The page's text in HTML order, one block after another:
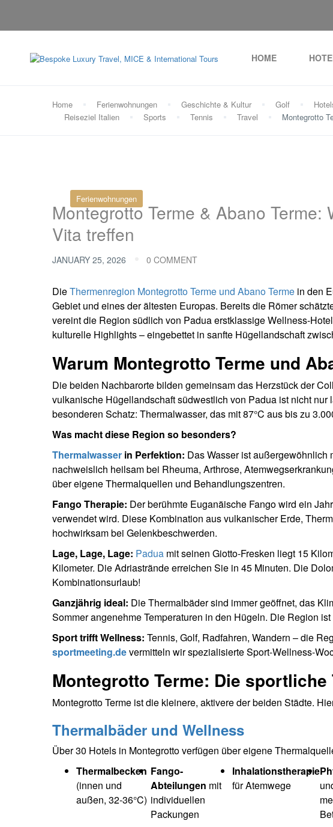
HOME
Home Ferienwohnungen Geschichte & Kultur Golf
Reiseziel Italien
Sports Tennis Travel Montegrotto
Ferienwohnungen
Montegrotto Terme & Abano
Vita treffen
JANUARY 25, 2026 0 COMMENT
DieThermenregion Montegrotto Terme und Abano Terme in den
Gebiet und eines der ältesten Europas. Bereits die Römer
vereint die Region südlich von Padua erstklassige Wellness-
kulturelle Highlights – eingebettet in sanfte Hügellandschaft
Warum Montegrotto Terme und
Die beiden Nachbarorte bilden gemeinsam das Herzstück der
vulkanische Hügellandschaft südwestlich von Padua ist nicht
besonderen Schatz: Thermalwasser, das mit 87°C aus bis zu
Was macht diese Region so besonders?
Thermalwasser in Perfektion: Das Wasser ist außergewöhnlich
nachweislich heilsam bei Rheuma, Arthrose,
über eigene Thermalquellen und Behandlungszentren.
Fango Therapie: Der berühmte Euganäische Fango wird ein
verwendet wird. Diese Kombination aus vulkanischer Erde,
hochwirksam bei Gelenkbeschwerden.
Lage, Lage, Lage: Padua mit seinen Giotto-Fresken liegt 15
Kilometer. Die Adriastrände erreichen Sie in 45 Minuten. Die
Kombinationsurlaub!
Ganzjährig ideal: Die Thermalbäder sind immer geöffnet, das
Sommer angenehme Temperaturen in den Hügeln. Die Region
Sport trifft Wellness: Tennis, Golf, Radfahren, Wandern – die
sportmeeting.devermitteln wir spezialisierte Sport-Wellness-
Montegrotto Terme: Die
Montegrotto Terme ist die kleinere, aktivere der beiden Städte.
Thermalbäder und Wellness
Über 30 Hotels in Montegrotto verfügen über eigene
Thermalbecken
(innen und
außen, 32-36°C)
Fango-
Abteilungen mit
individuellen
Packungen
Inhalationstherapie
für Atemwege